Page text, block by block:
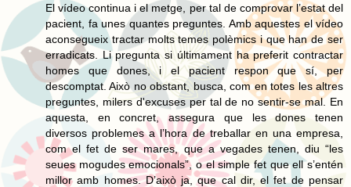
El vídeo continua i el metge, per tal de comprovar l’estat del
pacient, fa unes quantes preguntes. Amb aquestes el vídeo
aconsegueix tractar molts temes polèmics i que han de ser
erradicats. Li pregunta si últimament ha preferit contractar
homes que dones, i el pacient respon que sí, per
descomptat. Això no obstant, busca, com en totes les altres
preguntes, milers d'excuses per tal de no sentir-se mal. En
aquesta, en concret, assegura que les dones tenen
diversos problemes a l’hora de treballar en una empresa,
com el fet de ser mares, que a vegades tenen, diu “les
seues mogudes emocionals”, o el simple fet que ell s’entén
millor amb homes. D’això ja, que cal dir, el fet de pensar